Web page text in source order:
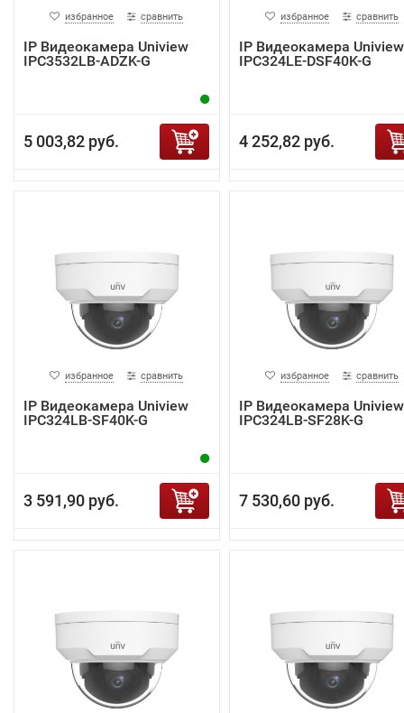
избранное сравнить
IP Видеокамера Uniview
IPC3532LB-ADZK-G
5 003,82 руб.
избранное сравнить
IP Видеокамера Uniview
IPC324LE-DSF40K-G
4 252,82 руб.
избранное сравнить
IP Видеокамера Uniview
IPC324LB-SF40K-G
3 591,90 руб.
избранное сравнить
IP Видеокамера Uniview
IPC324LB-SF28K-G
7 530,60 руб.